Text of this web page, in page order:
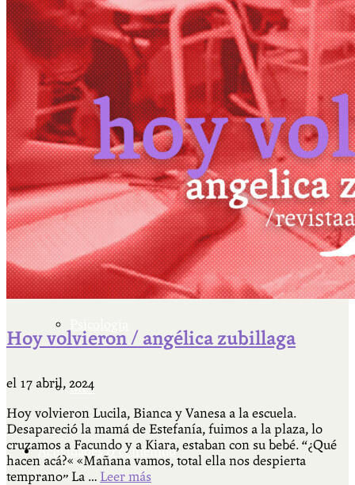
Escriben & participan
Actualidad y sociedad
Educación
Literatura
Filosofía
Más
Actividades & contenido
Hoy volvieron / angélica zubillaga
el 17 abril, 2024
Hoy volvieron Lucila, Bianca y Vanesa a la escuela.
Desapareció la mamá de Estefanía, fuimos a la plaza, lo
cruzamos a Facundo y a Kiara, estaban con su bebé. “¿Qué
hacen acá?« «Mañana vamos, total ella nos despierta
temprano” La … Leer más